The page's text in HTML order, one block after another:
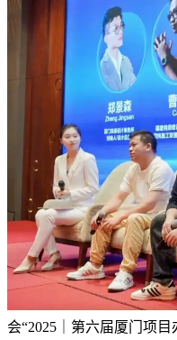
会“2025｜第六届厦门项